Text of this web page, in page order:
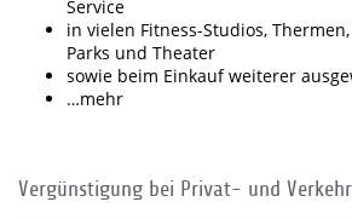
Service
in vielen Fitness-Studios,
Parks und Theater
sowie beim Einkauf weiterer
…mehr
Vergünstigung bei Privat- und